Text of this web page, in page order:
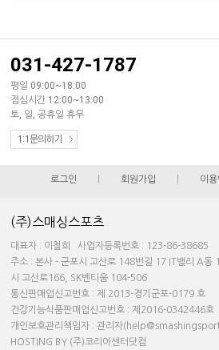
031-427-1787
평일 09:00~18:00
점심시간 12:00~13:00
토, 일, 공휴일 휴무
1:1문의하기
로그인 회원가입 이용
(주)스매싱스포츠
대표자 : 이철희 사업자등록번호 : 123-86-38685
주소 : 본사 - 군포시 고산로 148번길 17 IT밸리 A동
시 고산로166, SK벤티움 104-506
통신판매업신고번호 : 제 2013-경기군포-0179 호
건강기능식품판매업신고번호 : 제2016-0342446호
개인보호관리책임자 : 관리자
HOSTING BY (주)코리아센터닷컴